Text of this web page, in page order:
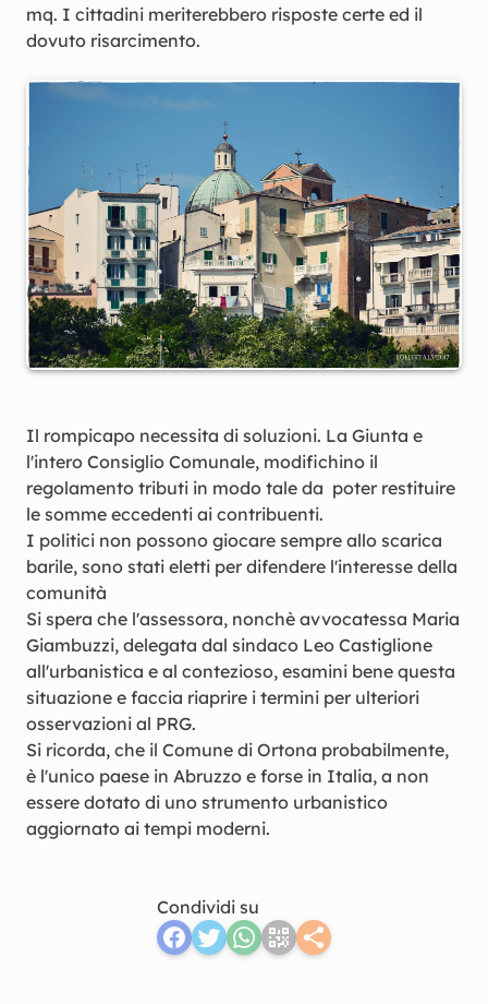
mq. I cittadini meriterebbero risposte certe ed il
dovuto risarcimento.
Il rompicapo necessita di soluzioni. La Giunta e
l'intero Consiglio Comunale, modifichino il
regolamento tributi in modo tale da poter restituire
le somme eccedenti ai contribuenti.
I politici non possono giocare sempre allo scarica
barile, sono stati eletti per difendere l'interesse della
comunità
Si spera che l'assessora, nonchè avvocatessa Maria
Giambuzzi, delegata dal sindaco Leo Castiglione
all'urbanistica e al contezioso, esamini bene questa
situazione e faccia riaprire i termini per ulteriori
osservazioni al PRG.
Si ricorda, che il Comune di Ortona probabilmente,
è l'unico paese in Abruzzo e forse in Italia, a non
essere dotato di uno strumento urbanistico
aggiornato ai tempi moderni.
Condividi su